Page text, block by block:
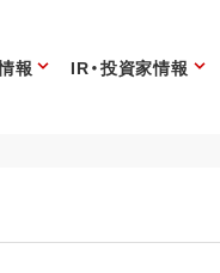
報 IR・投資家情報